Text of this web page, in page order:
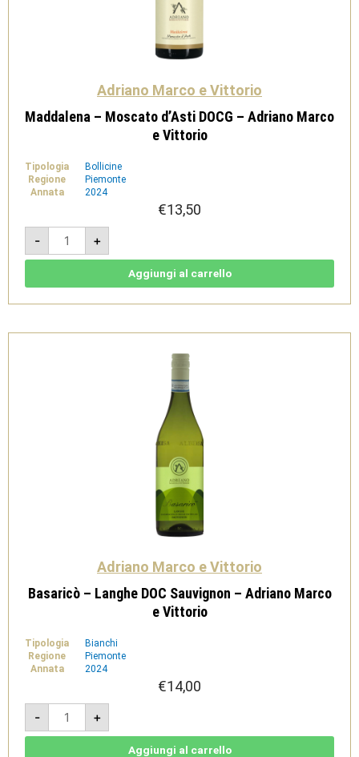
Adriano Marco e Vittorio
Maddalena – Moscato d’Asti DOCG – Adriano Marco
e Vittorio
Tipologia
Bollicine
Regione
Piemonte
Annata
2024
€13,50
-
Maddalena
Moscato
d'Asti
Marco
quantità
+
Aggiungi al carrello
Adriano Marco e Vittorio
Basaricò – Langhe DOC Sauvignon – Adriano Marco
e Vittorio
Tipologia
Bianchi
Regione
Piemonte
Annata
2024
€14,00
-
Basaricò
Langhe
DOC
+
Aggiungi al carrello